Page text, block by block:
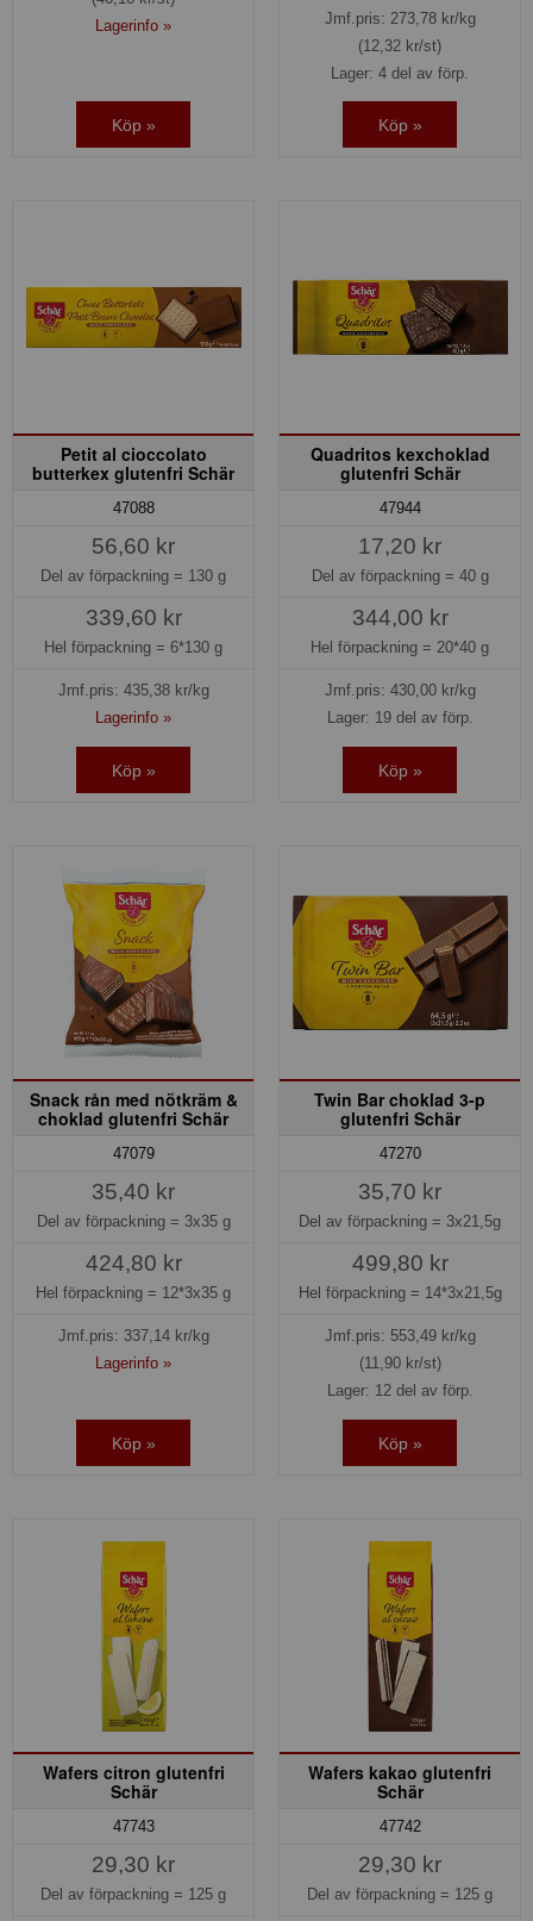
Lagerinfo »
Köp »
Jmf.pris: 273,78kr/kg
(12,32 kr/st)
Lager: 4 del av förp.
Köp »
Petit al cioccolato
butterkex glutenfri Schär
47088
56,60 kr
Del av förpackning = 130 g
339,60 kr
Hel förpackning = 6*130 g
Jmf.pris: 435,38kr/kg
Lagerinfo »
Köp »
Quadritos kexchoklad
glutenfri Schär
47944
17,20 kr
Del av förpackning = 40 g
344,00 kr
Hel förpackning = 20*40 g
Jmf.pris: 430,00kr/kg
Lager: 19 del av förp.
Köp »
Snack rån med nötkräm &
choklad glutenfri Schär
47079
35,40 kr
Del av förpackning = 3x35 g
424,80 kr
Hel förpackning = 12*3x35 g
Jmf.pris: 337,14kr/kg
Lagerinfo »
Köp »
Twin Bar choklad 3-p
glutenfri Schär
47270
35,70 kr
Del av förpackning = 3x21,5g
499,80 kr
Hel förpackning = 14*3x21,5g
Jmf.pris: 553,49kr/kg
(11,90 kr/st)
Lager: 12 del av förp.
Köp »
Wafers citron glutenfri
Schär
47743
29,30 kr
Del av förpackning = 125 g
Wafers kakao glutenfri
Schär
47742
29,30 kr
Del av förpackning = 125 g